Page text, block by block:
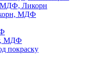
МДФ, Ликорн
МДФ
МДФ
покраску